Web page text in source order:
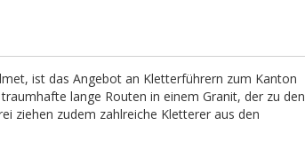
ist das Angebot an Kletterführern zum Kanton
lange Routen in einem Granit, der zu den
ziehen zudem zahlreiche Kletterer aus den